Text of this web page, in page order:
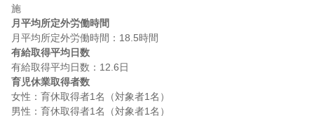
月平均所定外労働時間
有給取得平均日数
育児休業取得者数
女性：育休取得者1名（対象者1名）